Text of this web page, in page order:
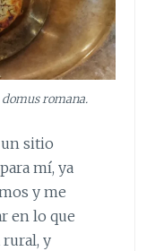
romana.
sitio
mí, ya
y me
en lo que
rural, y